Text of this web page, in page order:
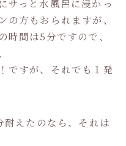
サっと水風呂に浸かっ
の方もおられますが、
時間は5分ですので、
ですが、それでも１発
えたのなら、それは